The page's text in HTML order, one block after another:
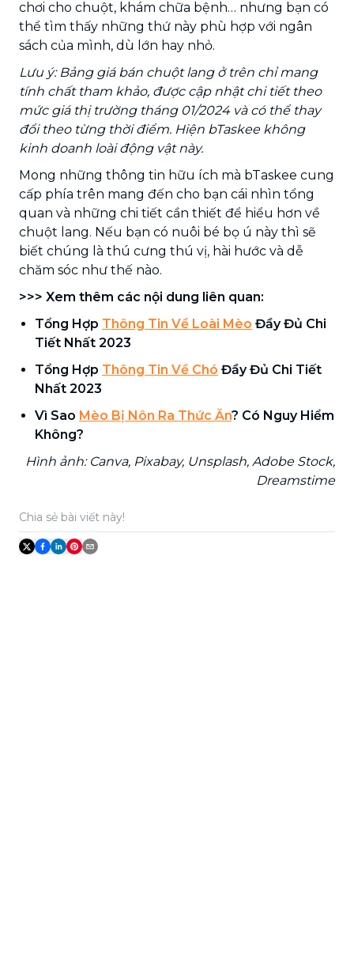
chơi cho chuột, khám chữa bệnh… nhưng bạn có
thể tìm thấy những thứ này phù hợp với ngân
sách của mình, dù lớn hay nhỏ.
Lưu ý: Bảng giá bán chuột lang ở trên chỉ mang
tính chất tham khảo, được cập nhật chi tiết theo
mức giá thị trường tháng 01/2024 và có thể thay
đổi theo từng thời điểm. Hiện bTaskee không
kinh doanh loài động vật này.
Mong những thông tin hữu ích mà bTaskee cung
cấp phía trên mang đến cho bạn cái nhìn tổng
quan và những chi tiết cần thiết để hiểu hơn về
chuột lang. Nếu bạn có nuôi bé bọ ú này thì sẽ
biết chúng là thú cưng thú vị, hài hước và dễ
chăm sóc như thế nào.
>>> Xem thêm các nội dung liên quan:
Tổng Hợp Thông Tin Về Loài Mèo Đầy Đủ Chi
Tiết Nhất 2023
Tổng Hợp Thông Tin Về Chó Đầy Đủ Chi Tiết
Nhất 2023
Vì Sao Mèo Bị Nôn Ra Thức Ăn? Có Nguy Hiểm
Không?
Hình ảnh: Canva, Pixabay, Unsplash, Adobe Stock,
Dreamstime
Chia sẻ bài viết này!